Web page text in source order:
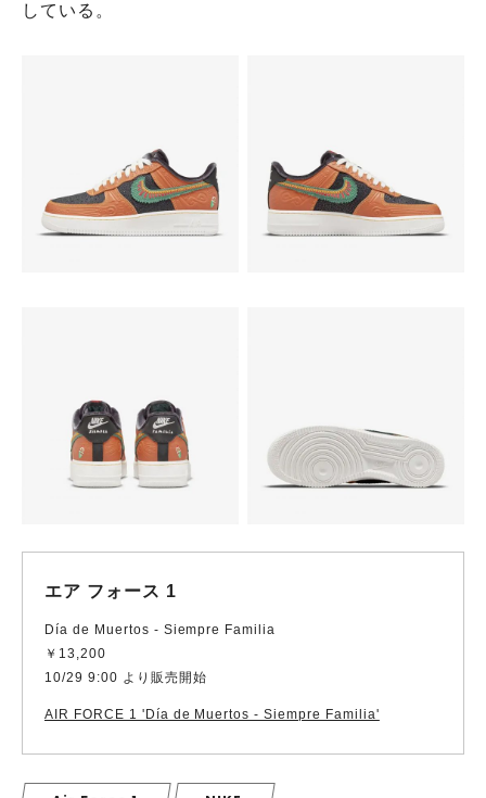
している。
エア フォース 1
Día de Muertos - Siempre Familia
￥13,200
10/29 9:00 より販売開始
AIR FORCE 1 'Día de Muertos - Siempre Familia'